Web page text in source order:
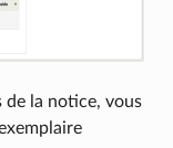
de la notice, vous